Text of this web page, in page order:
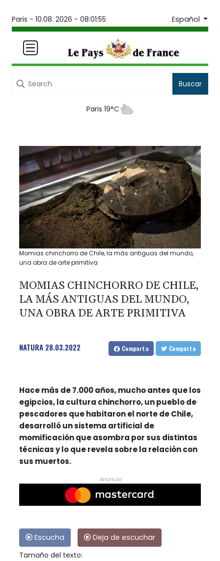
Paris - 10.08. 2026 - 08:01:55 Español
Buscar
Paris 19°C
Momias chinchorro de Chile, la más antiguas del mundo,
una obra de arte primitiva
MOMIAS CHINCHORRO DE CHILE,
LA MÁS ANTIGUAS DEL MUNDO,
UNA OBRA DE ARTE PRIMITIVA
NATURA 28.03.2022 Comparta Comparta
Hace más de 7.000 años, mucho antes que los
egipcios, la cultura chinchorro, un pueblo de
pescadores que habitaron el norte de Chile,
desarrolló un sistema artificial de
momificación que asombra por sus distintas
técnicas y lo que revela sobre la relación con
sus muertos.
Anuncio
Escucha
Deja de escuchar
Tamaño del texto: